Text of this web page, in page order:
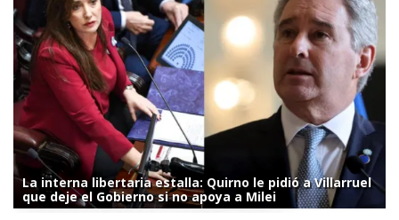
La interna libertaria estalla: Quirno le pidió a Villarruel
que deje el Gobierno si no apoya a Milei